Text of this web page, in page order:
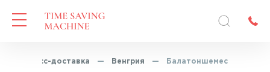
Экспресс-доставка — Венгрия — Балатоншемес